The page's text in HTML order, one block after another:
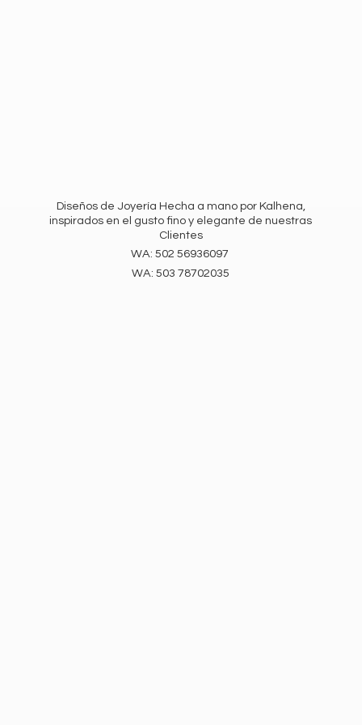
Diseños de Joyería Hecha a mano por Kalhena,
inspirados en el gusto fino y elegante de nuestras
Clientes
WA: 502 56936097
WA:503 78702035